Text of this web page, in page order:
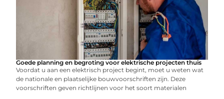
Goede planning en begroting voor elektrische projecten thuis
Voordat u aan een elektrisch project begint, moet u weten wat
de nationale en plaatselijke bouwvoorschriften zijn. Deze
voorschriften geven richtlijnen voor het soort materialen